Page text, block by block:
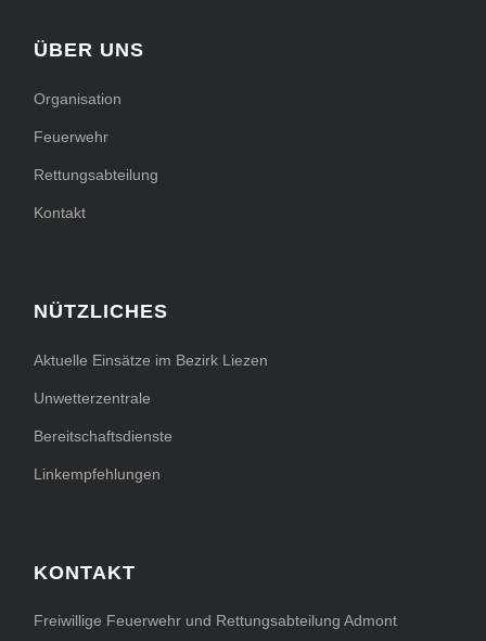
ÜBER UNS
Organisation
Feuerwehr
Rettungsabteilung
Kontakt
NÜTZLICHES
Aktuelle Einsätze im Bezirk Liezen
Unwetterzentrale
Bereitschaftsdienste
Linkempfehlungen
KONTAKT
Freiwillige Feuerwehr und Rettungsabteilung Admont